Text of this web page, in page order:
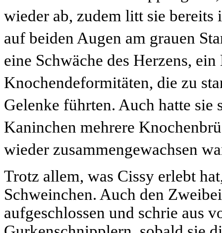
wieder ab, zudem litt sie
auf beiden Augen am grauen
eine Schwäche des Herzens,
Knochendeformitäten, die zu
Gelenke führten. Auch hatte
Kaninchen mehrere
wieder zusammengewachsen
Trotz allem, was Cissy erlebt
Schweinchen. Auch den
aufgeschlossen und schrie aus